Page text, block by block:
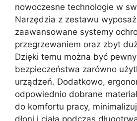
nowoczesne technologie w
Narzędzia z zestawu
zaawansowane systemy
przegrzewaniem oraz zbyt
Dzięki temu można być
bezpieczeństwa zarówno
urządzeń. Dodatkowo,
odpowiednio dobrane
do komfortu pracy,
dłoni i ciała podczas